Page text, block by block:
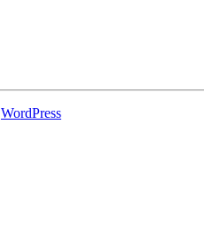
WordPress